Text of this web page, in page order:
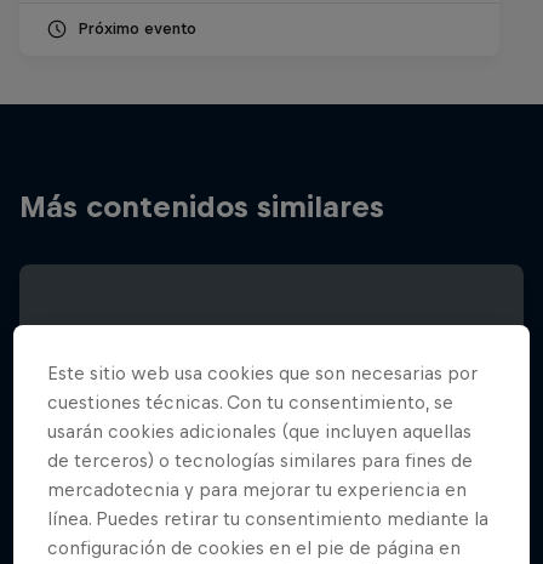
Próximo evento
Más contenidos similares
Este sitio web usa cookies que son necesarias por
cuestiones técnicas. Con tu consentimiento, se
usarán cookies adicionales (que incluyen aquellas
de terceros) o tecnologías similares para fines de
mercadotecnia y para mejorar tu experiencia en
línea. Puedes retirar tu consentimiento mediante la
configuración de cookies en el pie de página en